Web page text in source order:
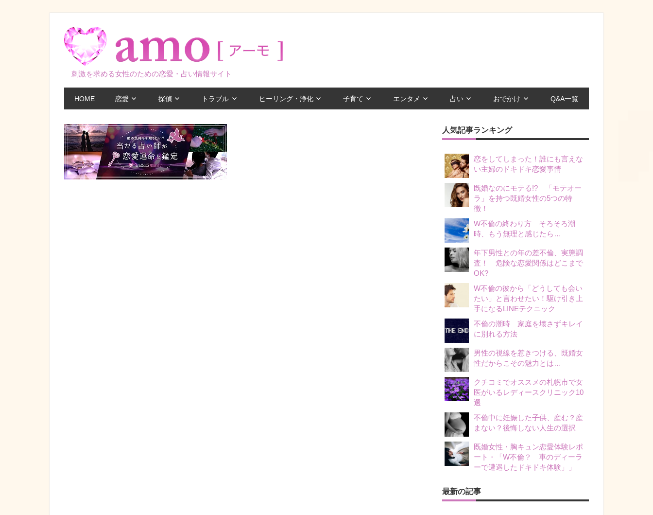
刺激を求める女性のための恋愛・占い情報サイト
HOME 恋愛 探偵 トラブル ヒーリング・浄化 子育て エンタメ 占い おでかけ Q&A一覧
人気記事ランキング
恋をしてしまった！誰にも言えな
い主婦のドキドキ恋愛事情
既婚なのにモテる!? 「モテオー
ラ」を持つ既婚女性の5つの特
徴！
W不倫の終わり方 そろそろ潮
時、もう無理と感じたら…
年下男性との年の差不倫、実態調
査！ 危険な恋愛関係はどこまで
OK?
W不倫の彼から「どうしても会い
たい」と言わせたい！駆け引き上
手になるLINEテクニック
不倫の潮時 家庭を壊さずキレイ
に別れる方法
男性の視線を惹きつける、既婚女
性だからこその魅力とは…
クチコミでオススメの札幌市で女
医がいるレディースクリニック10
選
不倫中に妊娠した子供、産む？産
まない？後悔しない人生の選択
既婚女性・胸キュン恋愛体験レポ
ート・「W不倫？ 車のディーラ
ーで遭遇したドキドキ体験」」
最新の記事